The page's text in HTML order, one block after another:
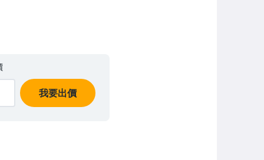
我要出價